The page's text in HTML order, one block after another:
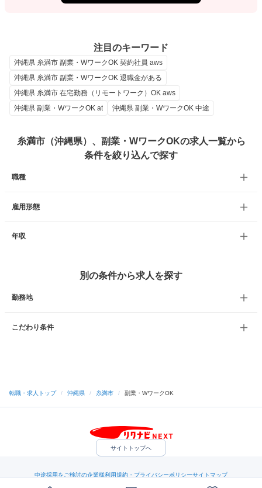
注目のキーワード
沖縄県 糸満市 副業・WワークOK 契約社員 aws
沖縄県 糸満市 副業・WワークOK 退職金がある
沖縄県 糸満市 在宅勤務（リモートワーク）OK aws
沖縄県 副業・WワークOK at
沖縄県 副業・WワークOK 中途
糸満市（沖縄県）、副業・WワークOKの求人一覧から
条件を絞り込んで探す
職種
雇用形態
年収
別の条件から求人を探す
勤務地
こだわり条件
転職・求人トップ / 沖縄県 / 糸満市 / 副業・WワークOK
サイトトップへ
中途採用をご検討の企業様利用規約・プライバシーポリシーサイトマップ